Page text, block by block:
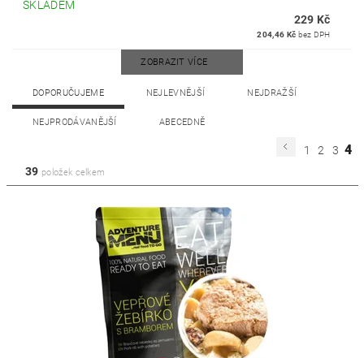
SKLADEM
229 Kč
204,46 Kč bez DPH
ZOBRAZIT VÍCE
DOPORUČUJEME NEJLEVNĚJŠÍ NEJDRAŽŠÍ
NEJPRODÁVANĚJŠÍ ABECEDNĚ
1 2 3 4
39 položek celkem